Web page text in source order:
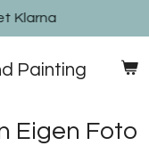
Painting
Klarna
Eigen Foto